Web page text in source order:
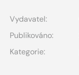
Vydavatel:
Publikováno:
Kategorie: